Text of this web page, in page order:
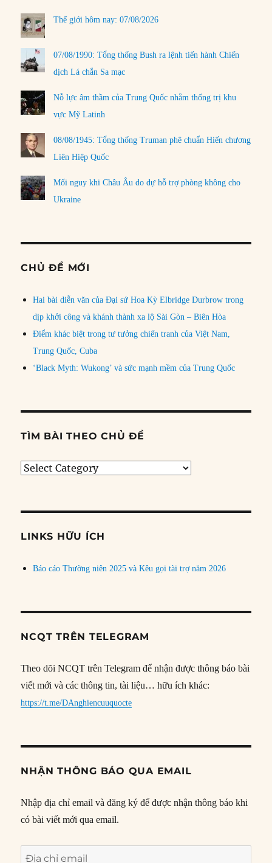
Thế giới hôm nay: 07/08/2026
07/08/1990: Tổng thống Bush ra lệnh tiến hành Chiến
dịch Lá chắn Sa mạc
Nỗ lực âm thầm của Trung Quốc nhằm thống trị khu
vực Mỹ Latinh
08/08/1945: Tổng thống Truman phê chuẩn Hiến chương
Liên Hiệp Quốc
Mối nguy khi Châu Âu do dự hỗ trợ phòng không cho
Ukraine
CHỦ ĐỀ MỚI
Hai bài diễn văn của Đại sứ Hoa Kỳ Elbridge Durbrow trong
dịp khởi công và khánh thành xa lộ Sài Gòn – Biên Hòa
Điểm khác biệt trong tư tưởng chiến tranh của Việt Nam,
Trung Quốc, Cuba
‘Black Myth: Wukong’ và sức mạnh mềm của Trung Quốc
TÌM BÀI THEO CHỦ ĐỀ
Tìm
đề
LINKS HỮU ÍCH
Báo cáo Thường niên 2025 và Kêu gọi tài trợ năm 2026
NCQT TRÊN TELEGRAM
Theo dõi NCQT trên Telegram để nhận được thông báo bài
viết mới và các thông tin, tài liệu… hữu ích khác:
https://t.me/DAnghiencuuquocte
NHẬN THÔNG BÁO QUA EMAIL
Nhập địa chỉ email và đăng ký để được nhận thông báo khi
có bài viết mới qua email.
Địa